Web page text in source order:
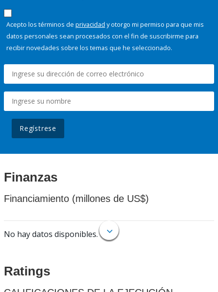
Acepto los términos de privacidad y otorgo mi permiso para que mis
datos personales sean procesados con el fin de suscribirme para
recibir novedades sobre los temas que he seleccionado.
Regístrese
Finanzas
Financiamiento (millones de US$)
No hay datos disponibles.
Ratings